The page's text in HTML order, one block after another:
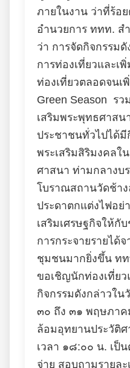
ภายในงาน ว่าที่ร้
อำนวยการ ททท. ส
ว่า การจัดกิจกรรมดั
การท่องเที่ยวและเ
ท่องเที่ยวตลอดจนเ
Green Season รว
เสริมพระพุทธศาสน
ประชาชนทั่วไปได้
พระเสริมสิริมงคล
ศาสนา ท่ามกลางบ
โบราณสถานวัดช้า
ประดาตกแต่งไฟอย่
เสริมเศรษฐกิจให้กั
การกระจายรายได้
ชุมชนมากยิ่งขึ้น ท
ขอเชิญนักท่องเที่ยว
กิจกรรมดังกล่าวใน
๓๐ ถึง ๓๑ พฤษภา
ล้อมอุทยานประวัติ
เวลา ๑๘:๐๐ น. เป็
จ่าย สอบถามรายละ